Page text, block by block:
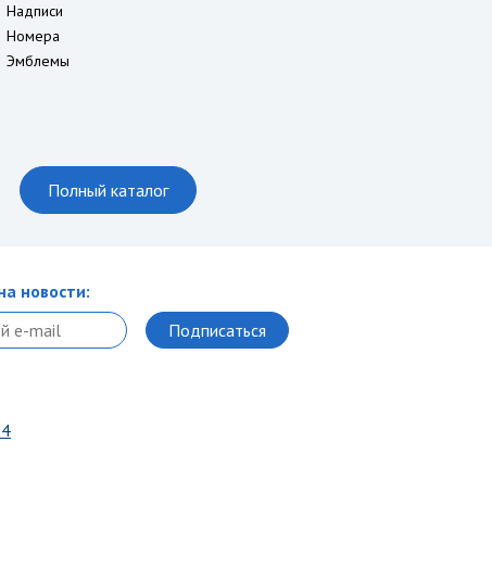
Надписи
Номера
Эмблемы
Полный каталог
новости: